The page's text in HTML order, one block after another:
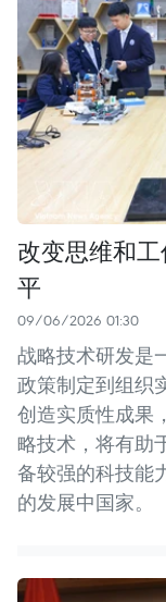
改变思维和
平
09/06/2026 01:30
战略技术研发是
政策制定到组织
创造实质性成果
略技术，将有助
备较强的科技能
的发展中国家。